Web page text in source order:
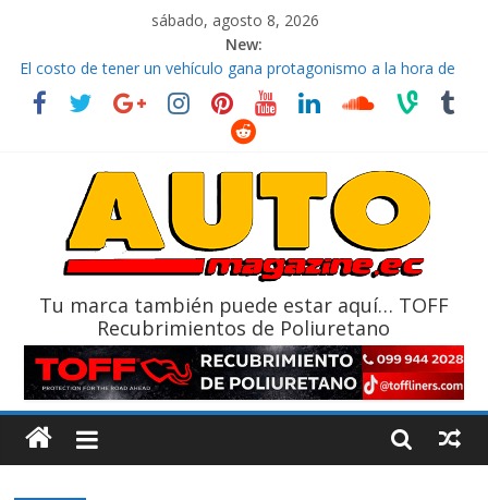
sábado, agosto 8, 2026
New:
El costo de tener un vehículo gana protagonismo a la hora de
decidir
Ultima película ‘Spider‑Man: Brand New Day’ pone en escena a
La Vuelta al Ecuador 2026, edición 47ª, recorre 7 provincias en 8
La FEDAK recibe 12 Sinotruk Bolden para cubrir las rutas de La
Tu marca también puede estar aquí… TOFF
Recubrimientos de Poliuretano